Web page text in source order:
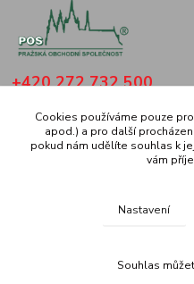
+420 272 732 500
pospraha@gmail.com
Pražská Obchodní Společnost
Cookies používáme pouze
apod.) a pro další
pokud nám udělíte souhlas k
vám
Nastavení
Souhlas